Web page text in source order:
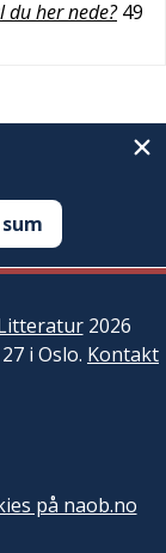
du her nede? 49
2026
i Oslo. Kontakt
på naob.no